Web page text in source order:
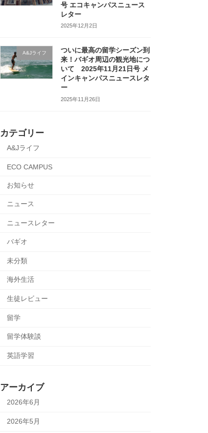
号 エコキャンパスニュース
レター
2025年12月2日
A&Jライフ
ついに最高の留学シーズン到
来！バギオ周辺の観光地につ
いて 2025年11月21日号 メ
インキャンパスニュースレタ
ー
2025年11月26日
カテゴリー
A&Jライフ
ECO CAMPUS
お知らせ
ニュース
ニュースレター
バギオ
未分類
海外生活
生徒レビュー
留学
留学体験談
英語学習
アーカイブ
2026年6月
2026年5月